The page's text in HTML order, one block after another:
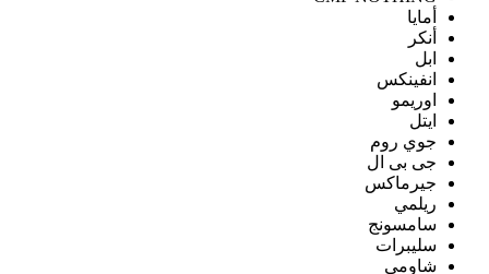
أمايا
أنكر
ابل
انفينكس
اوريمو
ايتل
جوي روم
جى بى ال
جيرماكس
ريلمي
سامسونج
سليبرات
شاومى